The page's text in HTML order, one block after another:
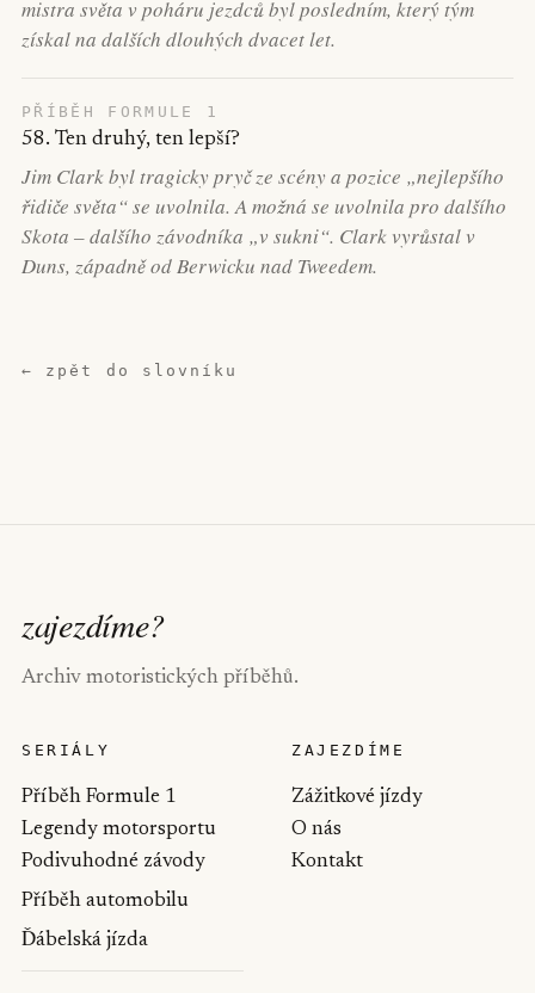
mistra světa v poháru jezdců byl posledním, který tým
získal na dalších dlouhých dvacet let.
PŘÍBĚH FORMULE 1
58. Ten druhý, ten lepší?
Jim Clark byl tragicky pryč ze scény a pozice „nejlepšího
řidiče světa“ se uvolnila. A možná se uvolnila pro dalšího
Skota – dalšího závodníka „v sukni“. Clark vyrůstal v
Duns, západně od Berwicku nad Tweedem.
← zpět do slovníku
zajezdíme?
Archiv motoristických příběhů.
SERIÁLY
Příběh Formule 1
Legendy motorsportu
Podivuhodné závody
Příběh automobilu
Ďábelská jízda
ZAJEZDÍME
Zážitkové jízdy
O nás
Kontakt